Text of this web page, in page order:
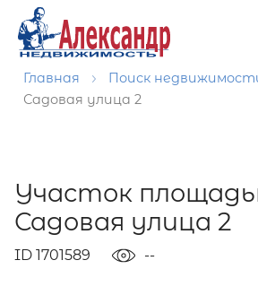
Главная Поиск
Садовая улица 2
Участок
Садовая улица 2
ID 1701589 --